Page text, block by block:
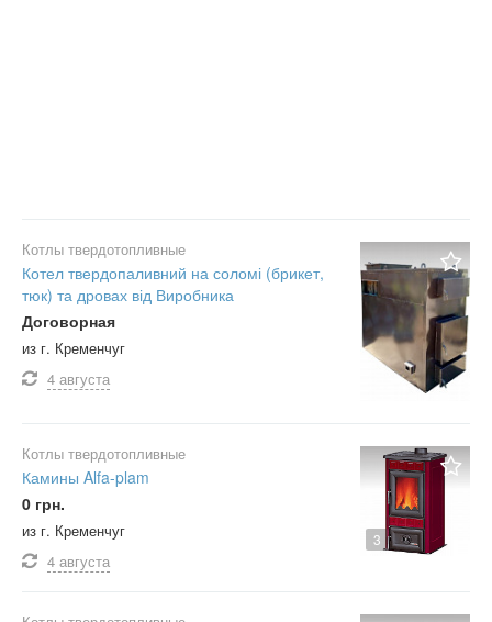
Котлы твердотопливные
Котел твердопаливний на соломі (брикет,
тюк) та дровах від Виробника
Договорная
из г. Кременчуг
4 августа
3
Котлы твердотопливные
Камины Alfa-plam
0 грн.
из г. Кременчуг
4 августа